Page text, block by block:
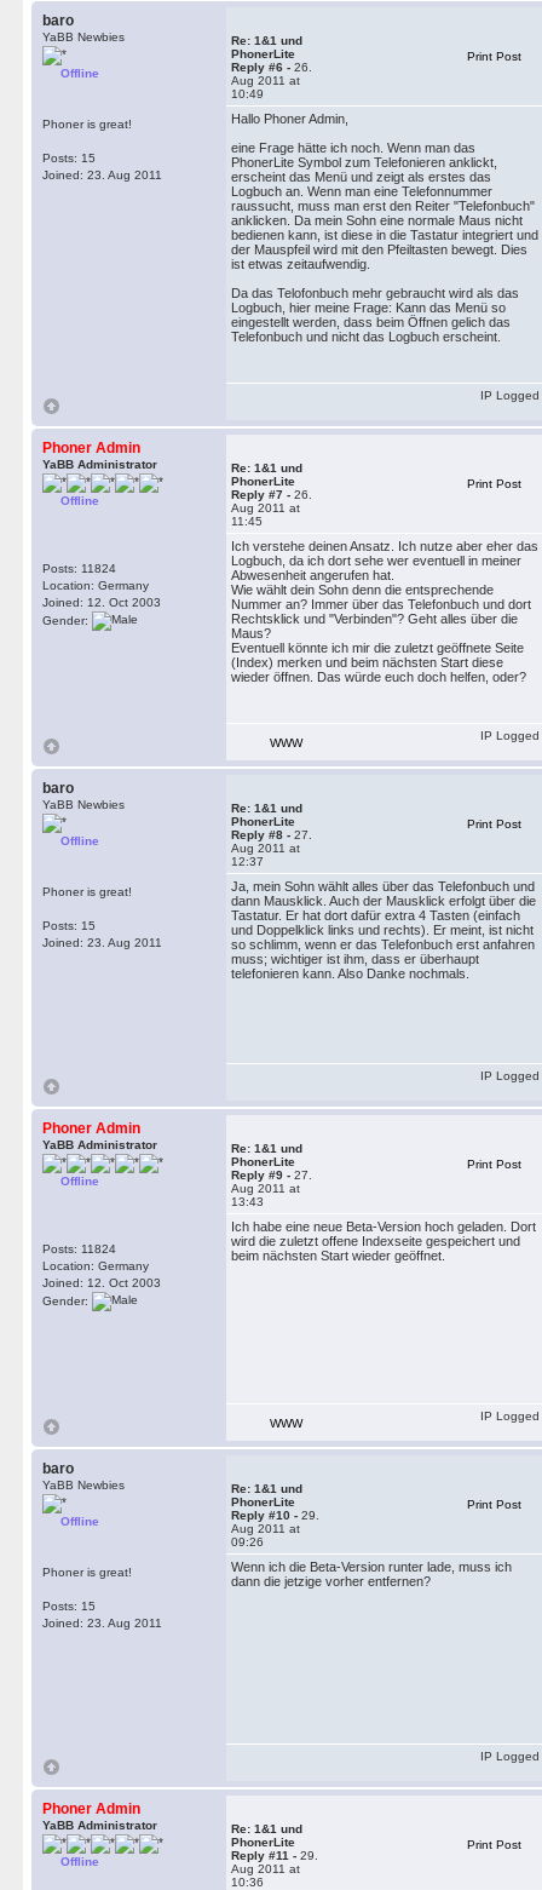
baro
YaBB Newbies
Offline
Phoner is great!
Posts: 15
Joined: 23. Aug 2011
Re: 1&1 und
PhonerLite
Reply #6 - 26.
Aug 2011 at
10:49
Print Post
Hallo Phoner Admin,
eine Frage hätte ich noch. Wenn man das
PhonerLite Symbol zum Telefonieren anklickt,
erscheint das Menü und zeigt als erstes das
Logbuch an. Wenn man eine Telefonnummer
raussucht, muss man erst den Reiter "Telefonbuch"
anklicken. Da mein Sohn eine normale Maus nicht
bedienen kann, ist diese in die Tastatur integriert und
der Mauspfeil wird mit den Pfeiltasten bewegt. Dies
ist etwas zeitaufwendig.
Da das Telofonbuch mehr gebraucht wird als das
Logbuch, hier meine Frage: Kann das Menü so
eingestellt werden, dass beim Öffnen gelich das
Telefonbuch und nicht das Logbuch erscheint.
IP Logged
Phoner Admin
YaBB Administrator
Offline
Posts: 11824
Location: Germany
Joined: 12. Oct 2003
Gender:
Re: 1&1 und
PhonerLite
Reply #7 - 26.
Aug 2011 at
11:45
Print Post
Ich verstehe deinen Ansatz. Ich nutze aber eher das
Logbuch, da ich dort sehe wer eventuell in meiner
Abwesenheit angerufen hat.
Wie wählt dein Sohn denn die entsprechende
Nummer an? Immer über das Telefonbuch und dort
Rechtsklick und "Verbinden"? Geht alles über die
Maus?
Eventuell könnte ich mir die zuletzt geöffnete Seite
(Index) merken und beim nächsten Start diese
wieder öffnen. Das würde euch doch helfen, oder?
WWW
IP Logged
baro
YaBB Newbies
Offline
Phoner is great!
Posts: 15
Joined: 23. Aug 2011
Re: 1&1 und
PhonerLite
Reply #8 - 27.
Aug 2011 at
12:37
Print Post
Ja, mein Sohn wählt alles über das Telefonbuch und
dann Mausklick. Auch der Mausklick erfolgt über die
Tastatur. Er hat dort dafür extra 4 Tasten (einfach
und Doppelklick links und rechts). Er meint, ist nicht
so schlimm, wenn er das Telefonbuch erst anfahren
muss; wichtiger ist ihm, dass er überhaupt
telefonieren kann. Also Danke nochmals.
IP Logged
Phoner Admin
YaBB Administrator
Offline
Posts: 11824
Location: Germany
Joined: 12. Oct 2003
Gender:
Re: 1&1 und
PhonerLite
Reply #9 - 27.
Aug 2011 at
13:43
Print Post
Ich habe eine neue Beta-Version hoch geladen. Dort
wird die zuletzt offene Indexseite gespeichert und
beim nächsten Start wieder geöffnet.
WWW
IP Logged
baro
YaBB Newbies
Offline
Phoner is great!
Posts: 15
Joined: 23. Aug 2011
Re: 1&1 und
PhonerLite
Reply #10 - 29.
Aug 2011 at
09:26
Print Post
Wenn ich die Beta-Version runter lade, muss ich
dann die jetzige vorher entfernen?
IP Logged
Phoner Admin
YaBB Administrator
Offline
Re: 1&1 und
PhonerLite
Reply #11 - 29.
Aug 2011 at
10:36
Print Post